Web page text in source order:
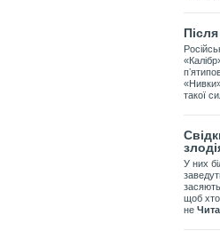
такої
У них
щоб
не